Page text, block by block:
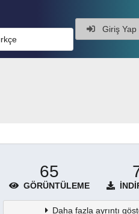
Giriş Yap
65
GÖRÜNTÜLEME
Daha fazla ayrıntı